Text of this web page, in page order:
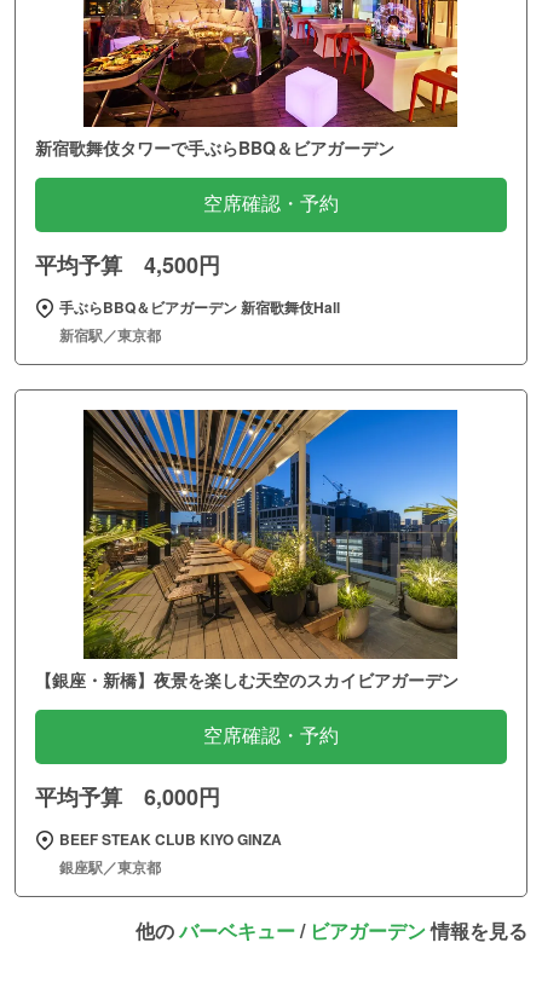
新宿歌舞伎タワーで手ぶらBBQ＆ビアガーデン
空席確認・予約
平均予算 4,500円
手ぶらBBQ＆ビアガーデン 新宿歌舞伎Hall
新宿駅／東京都
【銀座・新橋】夜景を楽しむ天空のスカイビアガーデン
空席確認・予約
平均予算 6,000円
BEEF STEAK CLUB KIYO GINZA
銀座駅／東京都
他のバーベキュー/ ビアガーデン情報を見る